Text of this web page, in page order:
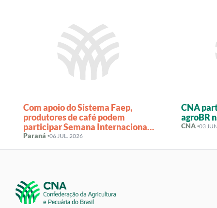
Com apoio do Sistema Faep,
produtores de café podem
participar Semana Internacional
do Café
Paraná ·06 JUL. 2026
CNA
agroBR
CNA ·03